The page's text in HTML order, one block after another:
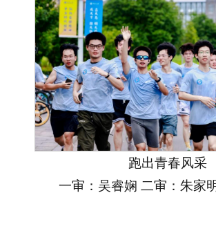
跑出青春风采
一审：吴睿娴 二审：朱家